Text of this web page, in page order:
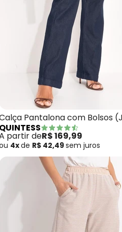
- Calça (Jeans Médio)
Pantalona com Bolsos
Escuro)
QUINTESS
partir deR$ 169,99
4xde R$ 42,49sem juros